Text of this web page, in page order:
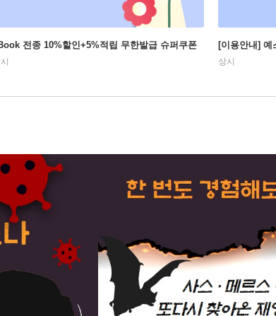
전종 10%할인+5%적립 무한발급 슈퍼쿠폰 [이용안내]
상시